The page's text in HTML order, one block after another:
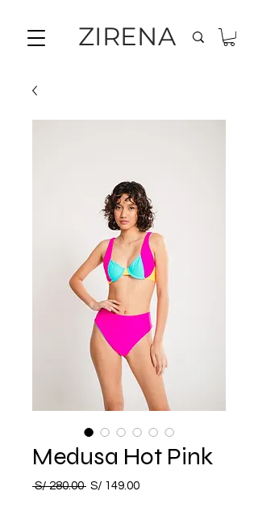
ZIRENA
Medusa Hot Pink
S/ 280.00 Precio
S/ 149.00Precio